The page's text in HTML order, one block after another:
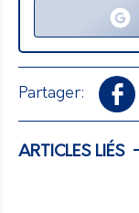
Partager:
ARTICLES LIÉS